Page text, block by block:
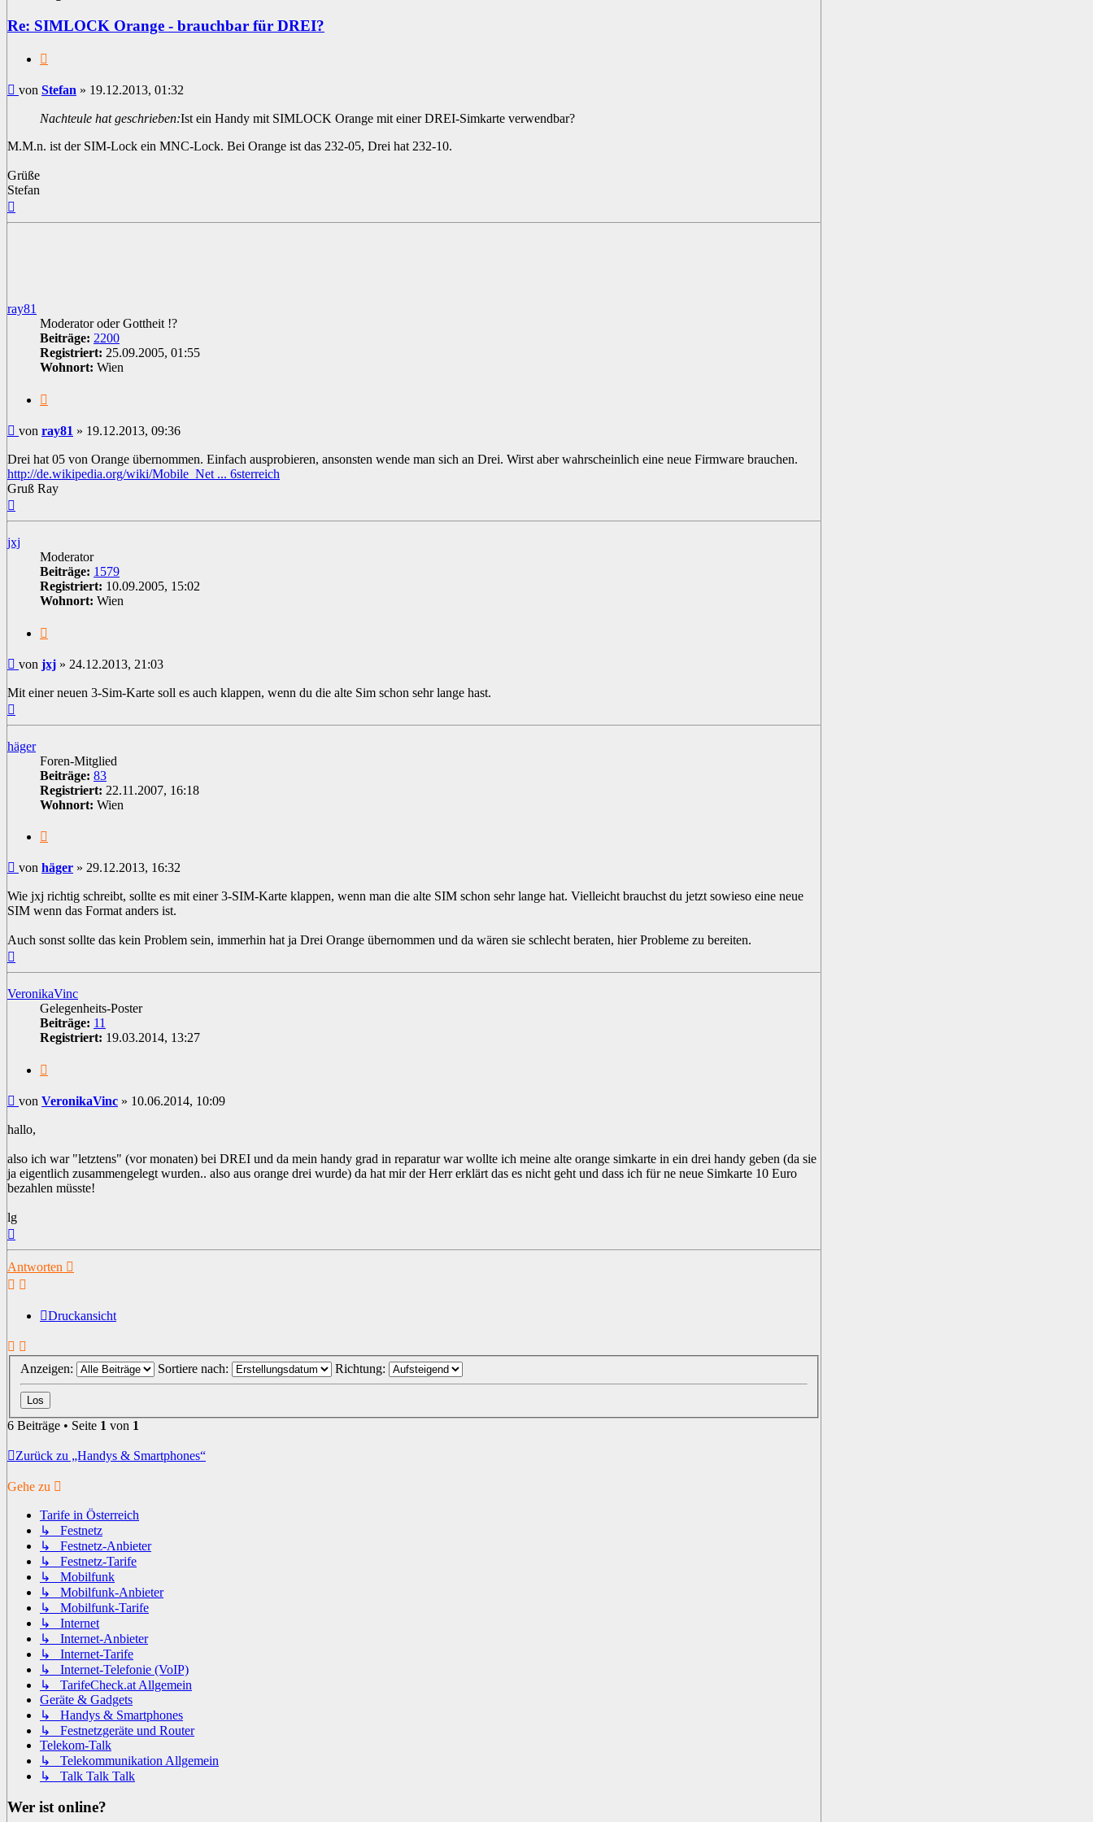
Re: SIMLOCK Orange - brauchbar für DREI?
Beitrag
von Stefan » 19.12.2013, 01:32
Nachteule hat geschrieben:Ist ein Handy mit SIMLOCK Orange mit einer DREI-Simkarte verwendbar?
M.M.n. ist der SIM-Lock ein MNC-Lock. Bei Orange ist das 232-05, Drei hat 232-10.
Grüße
Stefan
ray81
Moderator oder Gottheit !?
Beiträge: 2200
Registriert: 25.09.2005, 01:55
Wohnort: Wien
Beitrag
von ray81 » 19.12.2013, 09:36
Drei hat 05 von Orange übernommen. Einfach ausprobieren, ansonsten wende man sich an Drei. Wirst aber wahrscheinlich eine neue Firmware brauchen.
http://de.wikipedia.org/wiki/Mobile_Net ... 6sterreich
Gruß Ray
jxj
Moderator
Beiträge: 1579
Registriert: 10.09.2005, 15:02
Wohnort: Wien
Beitrag
von jxj » 24.12.2013, 21:03
Mit einer neuen 3-Sim-Karte soll es auch klappen, wenn du die alte Sim schon sehr lange hast.
häger
Foren-Mitglied
Beiträge: 83
Registriert: 22.11.2007, 16:18
Wohnort: Wien
Beitrag
von häger » 29.12.2013, 16:32
Wie jxj richtig schreibt, sollte es mit einer 3-SIM-Karte klappen, wenn man die alte SIM schon sehr lange hat. Vielleicht brauchst du jetzt sowieso eine neue
SIM wenn das Format anders ist.
Auch sonst sollte das kein Problem sein, immerhin hat ja Drei Orange übernommen und da wären sie schlecht beraten, hier Probleme zu bereiten.
oben
VeronikaVinc
Gelegenheits-Poster
Beiträge: 11
Registriert: 19.03.2014, 13:27
Beitrag
von VeronikaVinc » 10.06.2014, 10:09
hallo,
also ich war "letztens" (vor monaten) bei DREI und da mein handy grad in reparatur war wollte ich meine alte orange simkarte in ein drei handy geben (da sie
ja eigentlich zusammengelegt wurden.. also aus orange drei wurde) da hat mir der Herr erklärt das es nicht geht und dass ich für ne neue Simkarte 10 Euro
bezahlen müsste!
lg
Antworten
Druckansicht
Anzeigen: Sortiere nach: Richtung:
6 Beiträge • Seite 1 von 1
Zurück zu „Handys & Smartphones“
Gehe zu
Tarife in Österreich
↳ Festnetz
↳ Festnetz-Anbieter
↳ Festnetz-Tarife
↳ Mobilfunk
↳ Mobilfunk-Anbieter
↳ Mobilfunk-Tarife
↳ Internet
↳ Internet-Anbieter
↳ Internet-Tarife
↳ Internet-Telefonie (VoIP)
↳ TarifeCheck.at Allgemein
Geräte & Gadgets
↳ Handys & Smartphones
↳ Festnetzgeräte und Router
Telekom-Talk
↳ Telekommunikation Allgemein
↳ Talk Talk Talk
Wer ist online?